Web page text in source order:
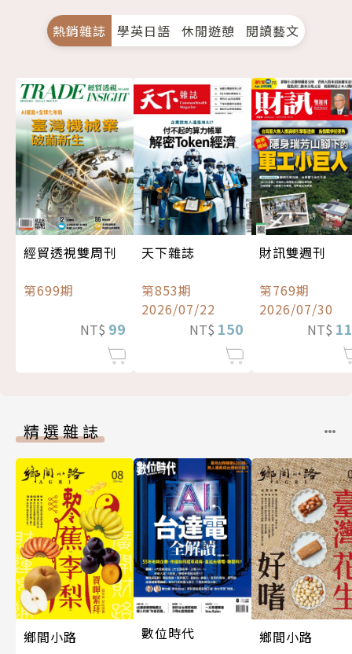
熱銷雜誌 學英日語 休閒遊憩 閱讀藝文
經貿透視雙周刊
第699期
NT$ 99
天下雜誌
第853期
2026/07/22
NT$ 150
財訊雙週刊
第769期
2026/07/30
NT$
精選雜誌
鄉間小路
數位時代
鄉間小路